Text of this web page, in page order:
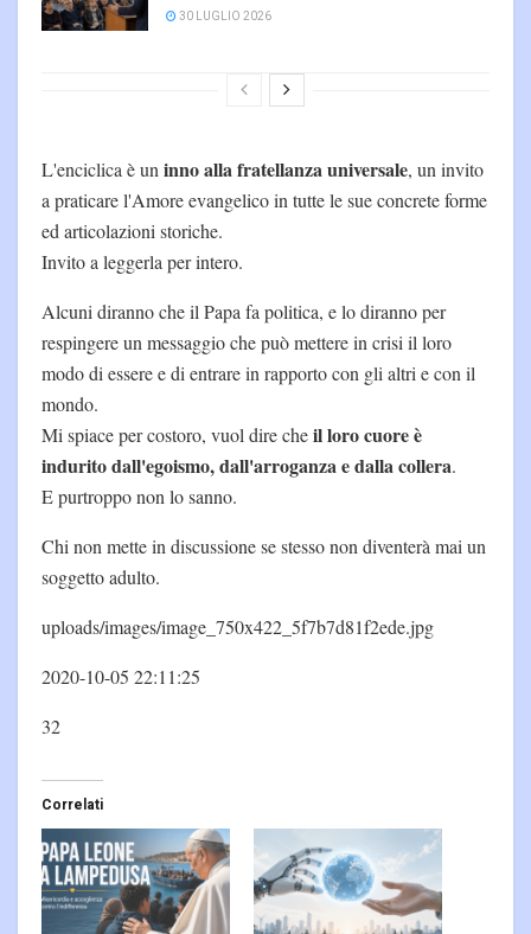
30 LUGLIO 2026
L'enciclica è uninno alla fratellanza universale, un invito
a praticare l'Amore evangelico in tutte le sue concrete forme
ed articolazioni storiche.
Invito a leggerla per intero.
Alcuni diranno che il Papa fa politica, e lo diranno per
respingere un messaggio che può mettere in crisi il loro
modo di essere e di entrare in rapporto con gli altri e con il
mondo.
Mi spiace per costoro, vuol dire cheil loro cuore è
indurito dall'egoismo, dall'arroganza e dalla collera.
E purtroppo non lo sanno.
Chi non mette in discussione se stesso non diventerà mai un
soggetto adulto.
uploads/images/image_750x422_5f7b7d81f2ede.jpg
2020-10-05 22:11:25
32
Correlati